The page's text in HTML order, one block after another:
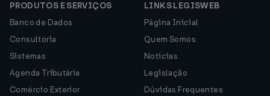
PRODUTOS E SERVIÇOS
Banco de Dados
Consultoria
Sistemas
Agenda Tributária
Comércio Exterior
LINKS LEGISWEB
Página Inicial
Quem Somos
Notícias
Legislação
Dúvidas Frequentes